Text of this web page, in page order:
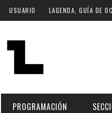
principal
USUARIO LAGENDA, GUÍA DE
PROGRAMACIÓN